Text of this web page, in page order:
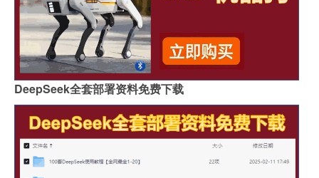
DeepSeek全套部署资料免费下载